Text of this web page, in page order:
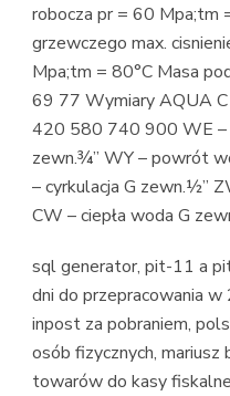
robocza pr = 60 Mpa;tm
grzewczego max.
Mpa;tm = 80°C Masa
69 77 Wymiary AQUA
420 580 740 900 WE –
zewn.¾” WY – powrót
– cyrkulacja G zewn.½”
CW – ciepła woda G
sql generator, pit-11 a
dni do przepracowania
inpost za pobraniem,
osób fizycznych, mariusz
towarów do kasy